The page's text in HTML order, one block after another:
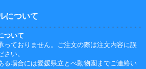
について
ついて
っておりません。ご注文の際は注文内容に誤
い。
る場合には愛媛県立とべ動物園までご連絡い